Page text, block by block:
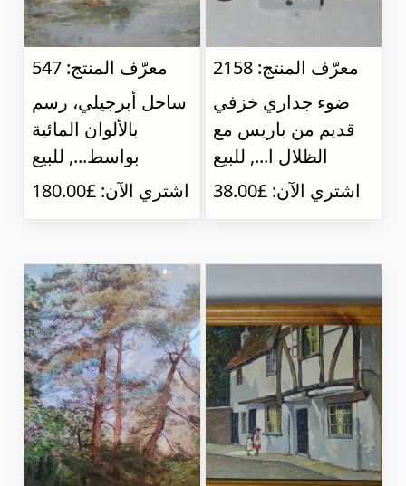
معرّف المنتج: 547
ساحل أبرجيلي، رسم
بالألوان المائية
بواسط..., للبيع
اشتري الآن: £180.00
معرّف المنتج: 2158
ضوء جداري خزفي
قديم من باريس مع
الظلال ا..., للبيع
اشتري الآن: £38.00